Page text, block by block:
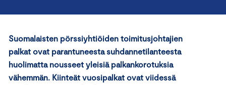
Suomalaisten pörssiyhtiöiden toimitusjohtajien
palkat ovat parantuneesta suhdannetilanteesta
huolimatta nousseet yleisiä palkankorotuksia
vähemmän. Kiinteät vuosipalkat ovat viidessä